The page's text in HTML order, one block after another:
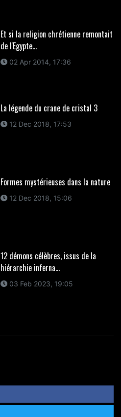
Et si la religion chrétienne remontait
de l'Egypte...
02 Apr 2014, 17:36
La légende du crane de cristal 3
12 Dec 2018, 17:53
Formes mystérieuses dans la nature
12 Dec 2018, 15:06
12 démons célèbres, issus de la
hiérarchie inferna...
03 Feb 2023, 19:05